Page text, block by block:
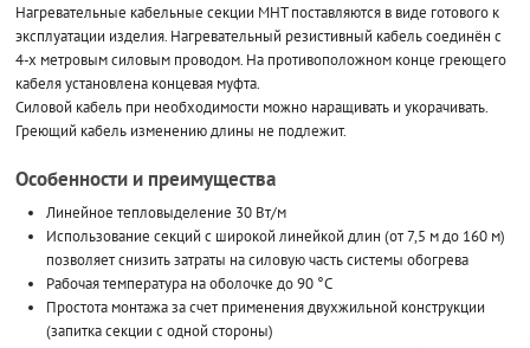
Нагревательные кабельные секции МНТ поставляются в виде готового к
эксплуатации изделия. Нагревательный резистивный кабель соединён с
4-х метровым силовым проводом. На противоположном конце греющего
кабеля установлена концевая муфта.
Силовой кабель при необходимости можно наращивать и укорачивать.
Греющий кабель изменению длины не подлежит.
Особенности и преимущества
Линейное тепловыделение 30 Вт/м
Использование секций с широкой линейкой длин (от 7,5 м до 160 м)
позволяет снизить затраты на силовую часть системы обогрева
Рабочая температура на оболочке до 90 °С
Простота монтажа за счет применения двухжильной конструкции
(запитка секции с одной стороны)